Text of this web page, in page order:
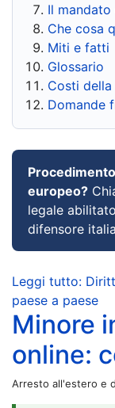
Il
Che cosa
Miti e fatti
Glossario
Costi della
Domande
europeo?
legale
difensore
Leggi tutto:
paese a paese
Minore
online:
Arresto all'estero e